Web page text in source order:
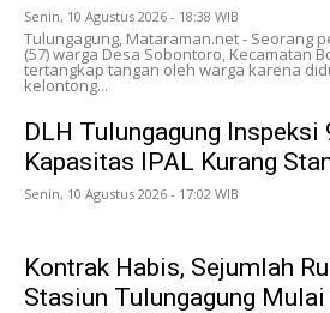
Senin, 10 Agustus 2026 - 18:38 WIB
Tulungagung, Mataraman.net - Seorang
(57) warga Desa Sobontoro, Kecamatan
tertangkap tangan oleh warga karena
kelontong...
DLH Tulungagung Inspeksi
Kapasitas IPAL Kurang
Senin, 10 Agustus 2026 - 17:02 WIB
Kontrak Habis, Sejumlah
Stasiun Tulungagung